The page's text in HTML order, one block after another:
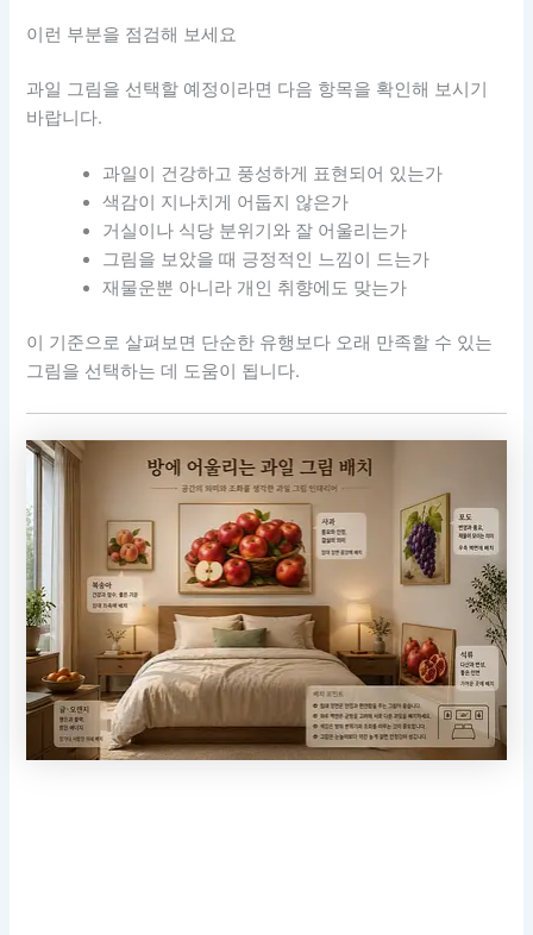
이런 부분을 점검해 보세요
과일 그림을 선택할 예정이라면 다음 항목을 확인해 보시기
바랍니다.
과일이 건강하고 풍성하게 표현되어 있는가
색감이 지나치게 어둡지 않은가
거실이나 식당 분위기와 잘 어울리는가
그림을 보았을 때 긍정적인 느낌이 드는가
재물운뿐 아니라 개인 취향에도 맞는가
이 기준으로 살펴보면 단순한 유행보다 오래 만족할 수 있는
그림을 선택하는 데 도움이 됩니다.